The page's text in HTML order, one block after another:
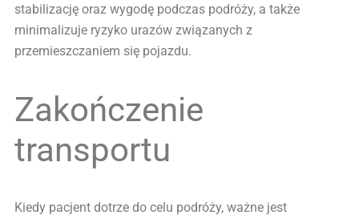
stabilizację oraz wygodę podczas podróży, a także
minimalizuje ryzyko urazów związanych z
przemieszczaniem się pojazdu.
Zakończenie
transportu
Kiedy pacjent dotrze do celu podróży, ważne jest